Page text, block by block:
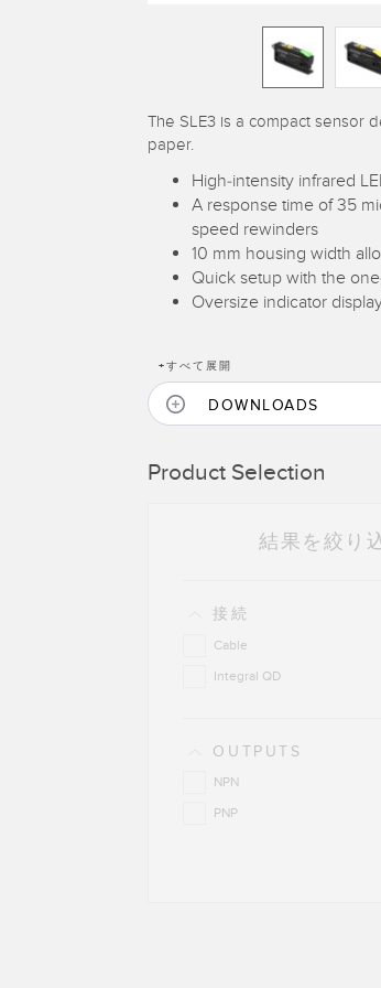
The SLE3 is a compact sensor
paper.
High-intensity infrared
A response time of 35
speed rewinders
10 mm housing width
Quick setup with the
Oversize indicator
+すべて展開
DOWNLOADS
Product Selection
結果を絞り
接続
Cable
Integral QD
OUTPUTS
NPN
PNP